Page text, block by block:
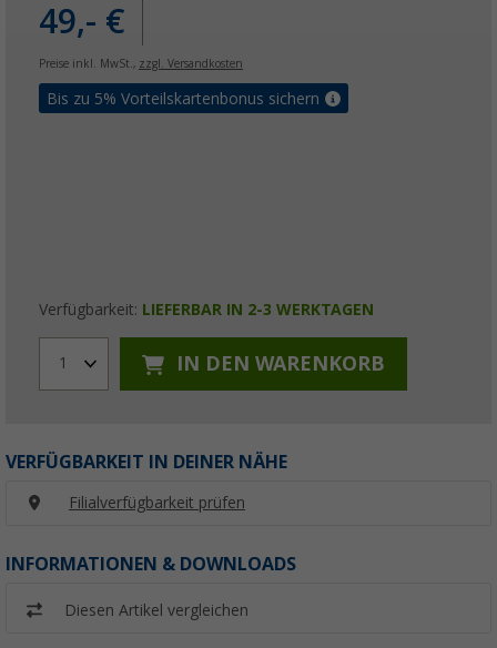
49,- €
Preise inkl. MwSt., zzgl. Versandkosten
Bis zu 5% Vorteilskartenbonus sichern
Verfügbarkeit: LIEFERBAR IN 2-3 WERKTAGEN
1 IN DEN WARENKORB
VERFÜGBARKEIT IN DEINER NÄHE
Filialverfügbarkeit prüfen
INFORMATIONEN & DOWNLOADS
Diesen Artikel vergleichen